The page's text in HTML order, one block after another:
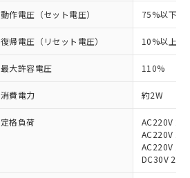
動作電圧（セット電圧） 75%以下
復帰電圧（リセット電圧） 10%以上
最大許容電圧 110%
消費電力 約2W
定格負荷
AC220V
AC220V
AC220V 1A
DC30V 25A